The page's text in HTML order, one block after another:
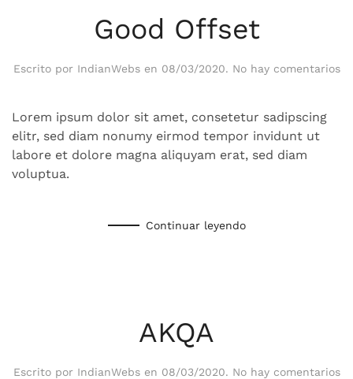
Good Offset
Escrito por IndianWebsen 08/03/2020. No hay comentariosen
Lorem ipsum dolor sit amet, consetetur sadipscing
elitr, sed diam nonumy eirmod tempor invidunt ut
labore et dolore magna aliquyam erat, sed diam
voluptua.
Continuar leyendo
AKQA
Escrito por IndianWebsen 08/03/2020. No hay comentariosen